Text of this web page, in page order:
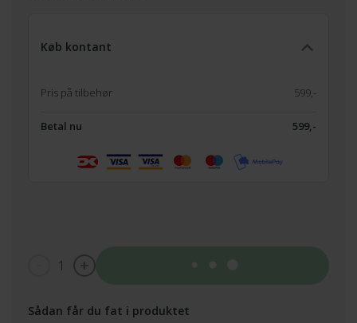
Køb kontant
Pris på tilbehør 599,-
Betal nu 599,-
1
Sådan får du fat i produktet